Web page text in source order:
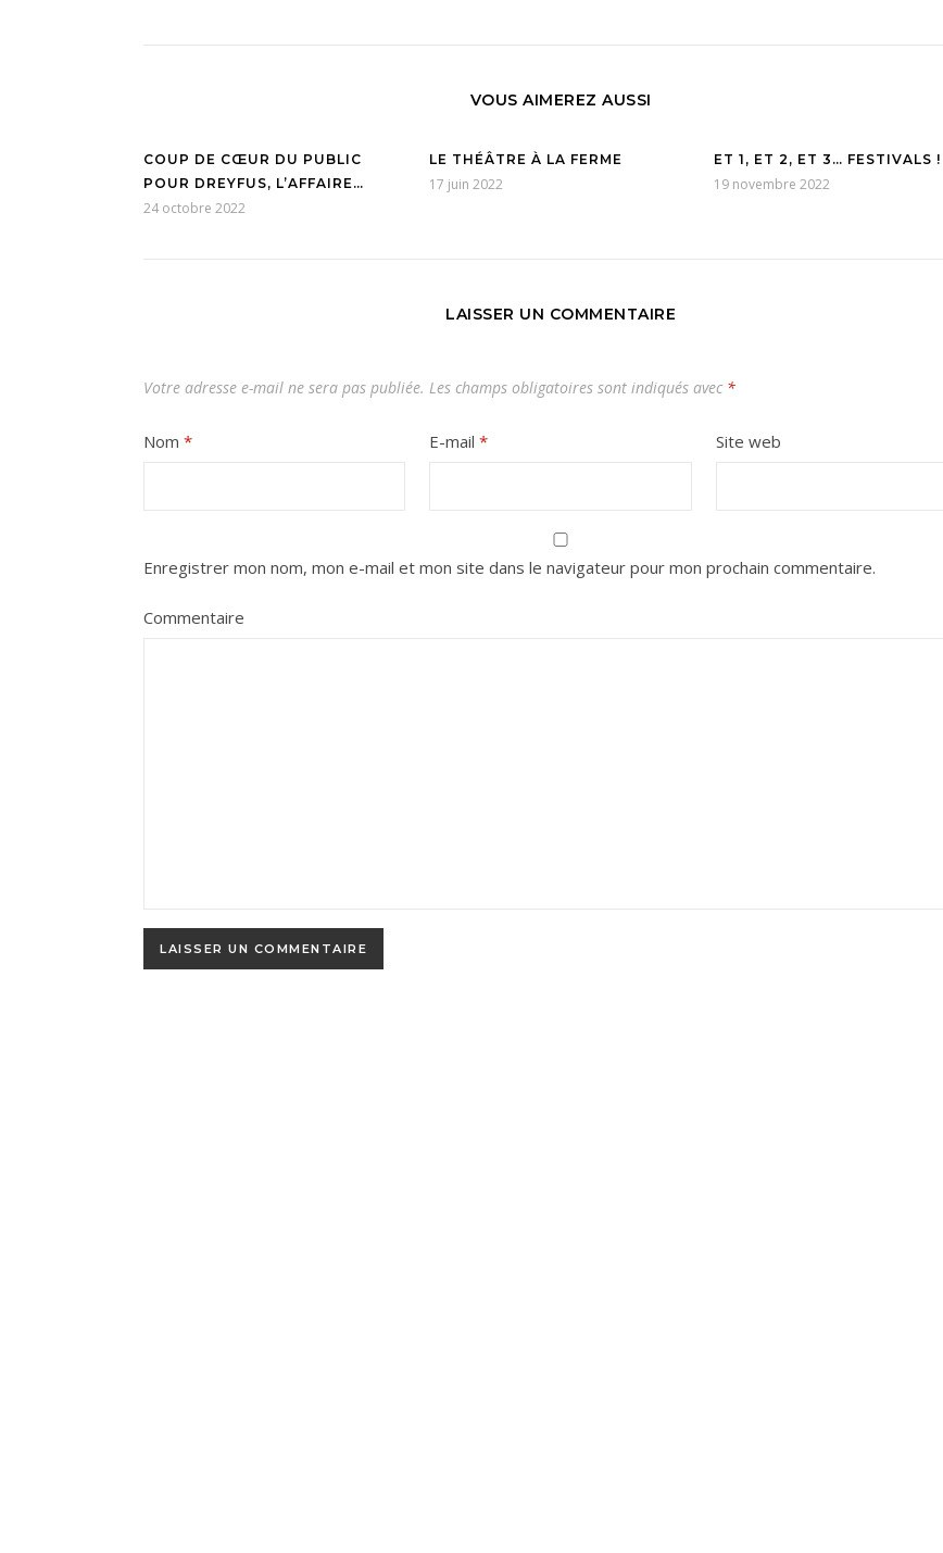
VOUS AIMEREZ AUSSI
COUP DE CŒUR DU PUBLIC
POUR DREYFUS, L’AFFAIRE…
24 octobre 2022
LE THÉÂTRE À LA FERME
17 juin 2022
ET 1, ET 2, ET 3… FESTIVALS !
19 novembre 2022
LAISSER UN COMMENTAIRE
Votre adresse e-mail ne sera pas publiée. Les champs obligatoires sont indiqués avec *
Nom * E-mail* Site web
Enregistrer mon nom, mon e-mail et mon site dans le navigateur pour mon prochain commentaire.
Commentaire